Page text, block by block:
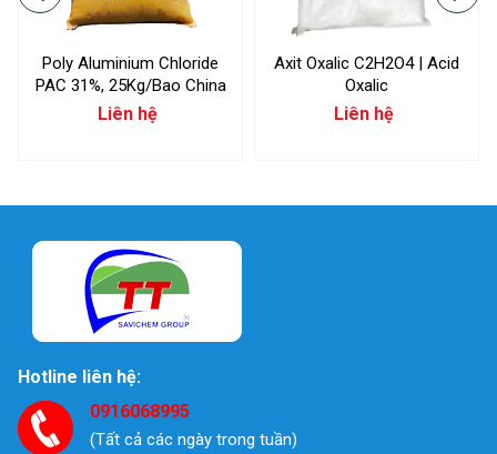
Poly Aluminium Chloride
PAC 31%, 25Kg/Bao China
Liên hệ
Axit Oxalic C2H2O4 | Acid
Oxalic
Liên hệ
Hotline liên hệ:
0916068995
(Tất cả các ngày trong tuần)